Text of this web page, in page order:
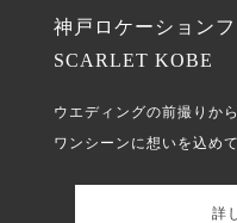
神戸ロケーション
SCARLET KOBE
ウエディングの前撮りか
ワンシーンに想いを込め
詳